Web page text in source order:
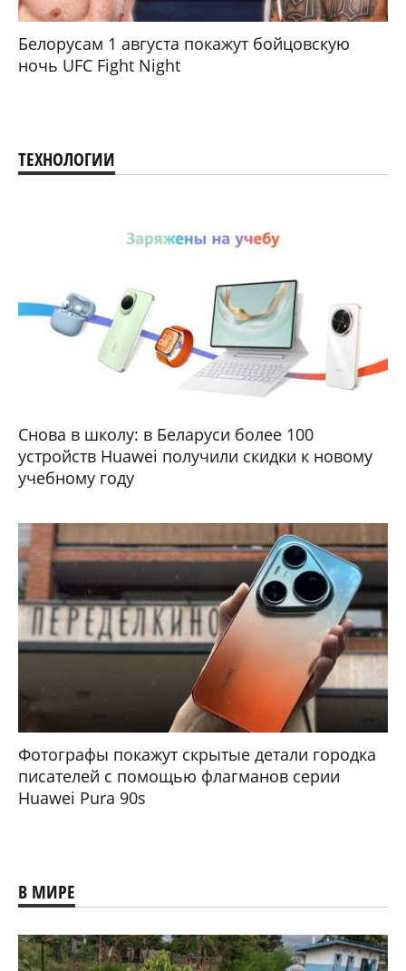
Белорусам 1 августа покажут бойцовскую
ночь UFC Fight Night
ТЕХНОЛОГИИ
Снова в школу: в Беларуси более 100
устройств Huawei получили скидки к новому
учебному году
Фотографы покажут скрытые детали городка
писателей с помощью флагманов серии
Huawei Pura 90s
В МИРЕ